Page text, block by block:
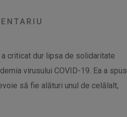
criticat dur lipsa de solidaritate
virusului COVID-19. Ea a spus
să fie alături unul de celălalt,